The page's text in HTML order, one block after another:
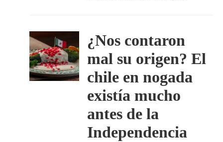
¿Nos contaron
mal su origen? El
chile en nogada
existía mucho
antes de la
Independencia